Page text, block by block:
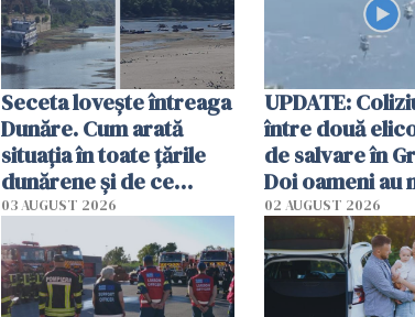
Seceta lovește întreaga
Dunăre. Cum arată
situația în toate țările
dunărene și de ce
România resimte
efectele, deși a plouat
în iulie
03 AUGUST 2026
UPDATE:
între două
de salvare în
Doi oameni au
02 AUGUST 2026